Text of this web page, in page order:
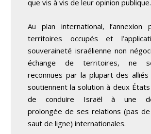
que vis à vis de leur opinion publique.
Au plan international, l’annexion
territoires occupés et
souveraineté israélienne non
échange de territoires, ne
reconnues par la plupart des alliés
soutiennent la solution à deux
de conduire Israël à une
prolongée de ses relations (pas
saut de ligne) internationales.